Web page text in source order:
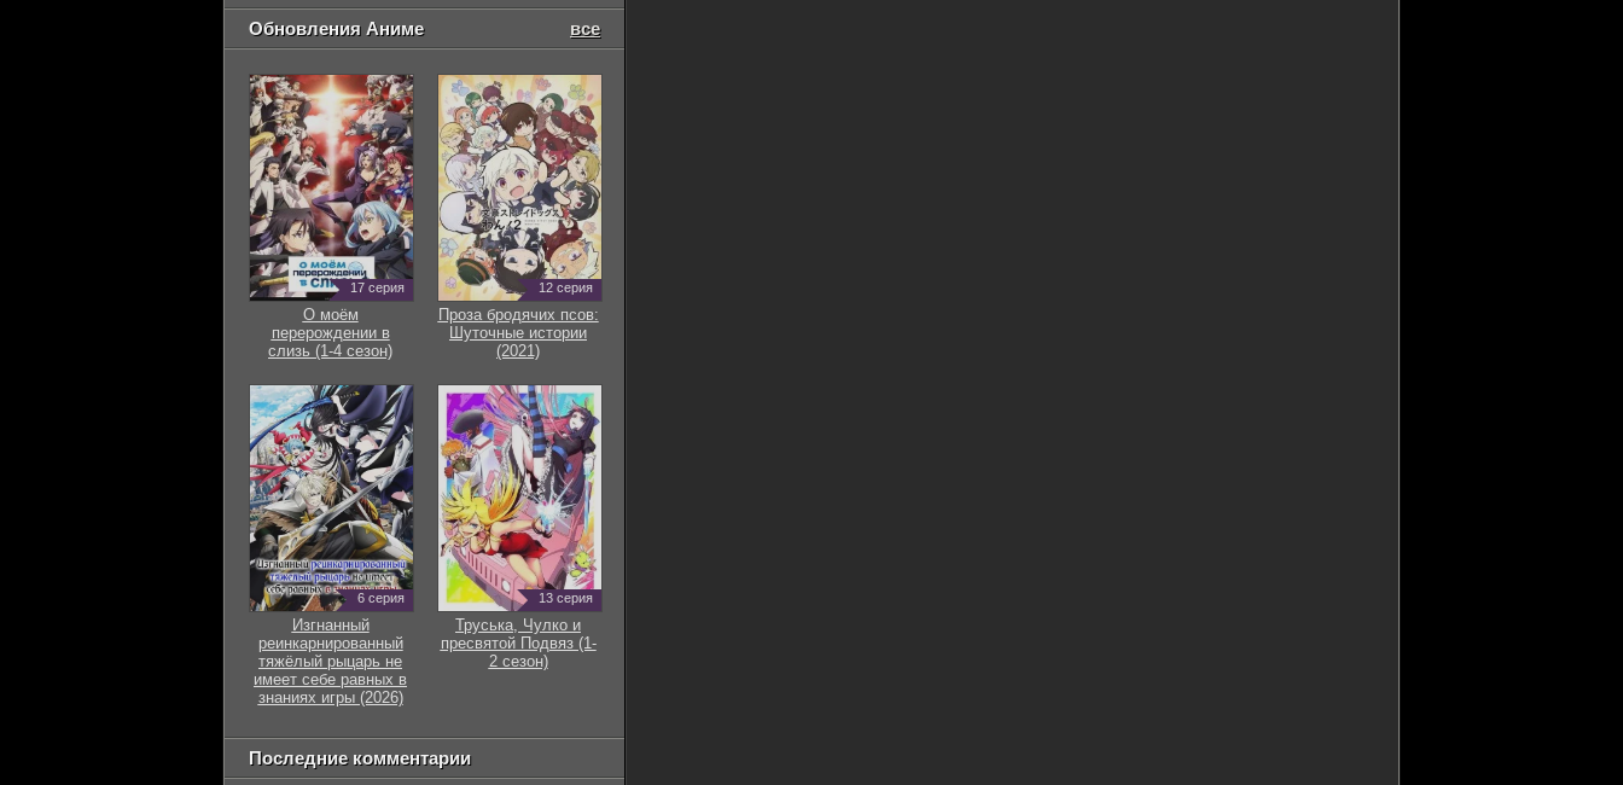
Обновления Аниме все
17 серия
О моём
перерождении в
слизь (1-4 сезон)
12 серия
Проза бродячих псов:
Шуточные истории
(2021)
6 серия
Изгнанный
реинкарнированный
тяжёлый рыцарь не
имеет себе равных в
знаниях игры (2026)
13 серия
Труська, Чулко и
пресвятой Подвяз (1-
2 сезон)
Последние комментарии